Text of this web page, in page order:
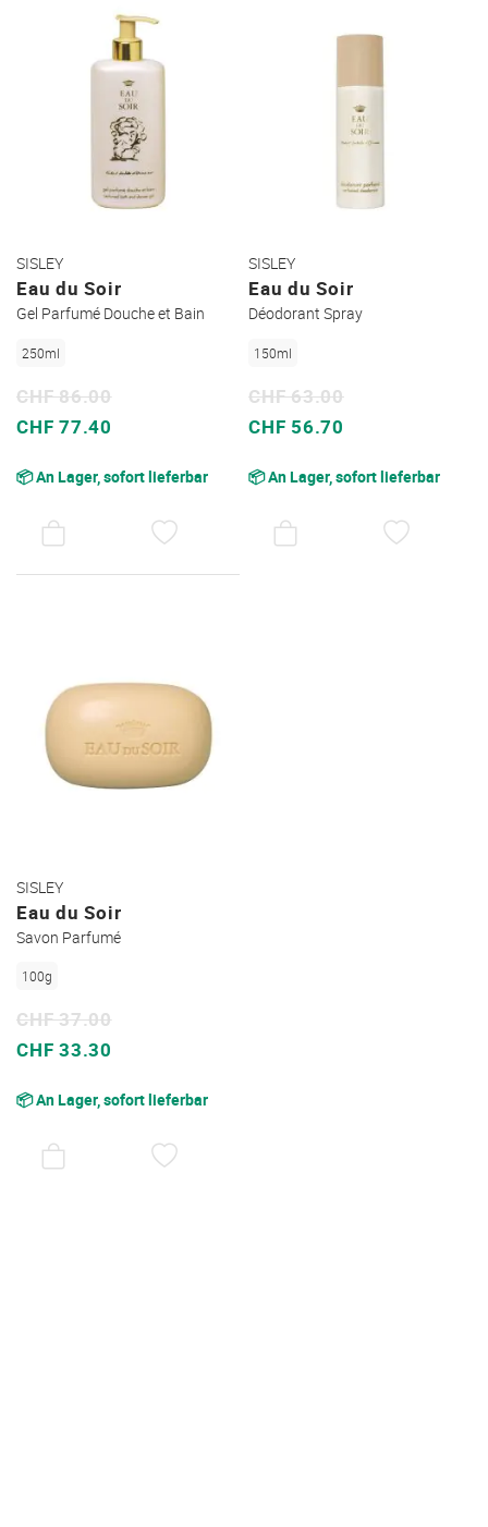
SISLEY
Eau du Soir
Gel Parfumé Douche et Bain
250ml
Sonderpreis
CHF 77.40
CHF 86.00
📦 An Lager, sofort lieferbar
SISLEY
Eau du Soir
Déodorant Spray
150ml
Sonderpreis
CHF 56.70
CHF 63.00
📦 An Lager, sofort lieferbar
SISLEY
Eau du Soir
Savon Parfumé
100g
Sonderpreis
CHF 33.30
CHF 37.00
📦 An Lager, sofort lieferbar